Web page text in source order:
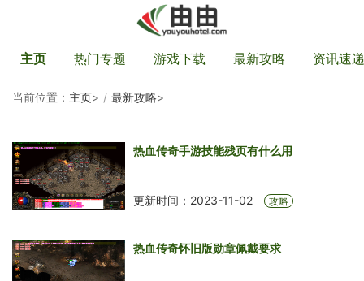
主页 热门专题 游戏下载 最新攻略 资讯速递
当前位置： 主页> 最新攻略>
热血传奇手游技能残页有什么用
更新时间：2023-11-02 攻略
热血传奇怀旧版勋章佩戴要求